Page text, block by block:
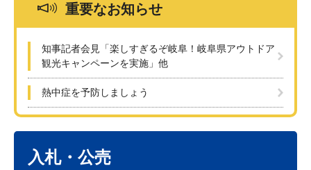
重要なお知らせ
知事記者会見「楽しすぎるぞ岐阜！岐阜県アウトドア
観光キャンペーンを実施」他
熱中症を予防しましょう
入札・公売